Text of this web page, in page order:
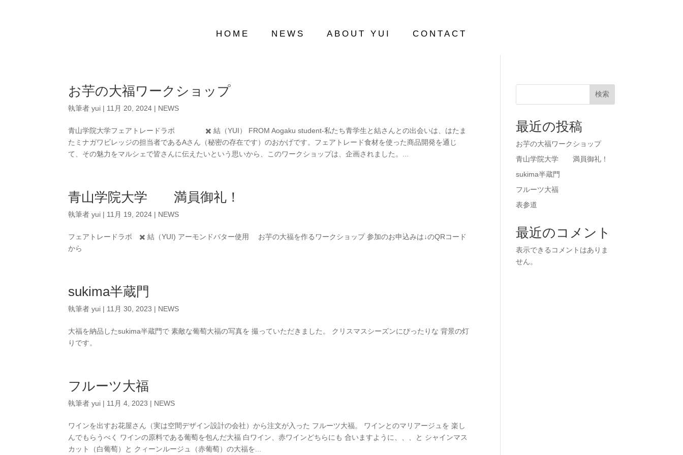
HOME NEWS ABOUT YUI CONTACT
お芋の大福ワークショップ
執筆者yui | 11月 20, 2024 | NEWS
青山学院大学フェアトレードラボ ✖️ 結（YUI） FROM Aogaku student-私たち青学生と結さんとの出会いは、はたま
たミナガワビレッジの担当者であるAさん（秘密の存在です）のおかげです。フェアトレード食材を使った商品開発を通じ
て、その魅力をマルシェで皆さんに伝えたいという思いから、このワークショップは、企画されました。...
青山学院大学 満員御礼！
執筆者yui | 11月 19, 2024 | NEWS
フェアトレードラボ ✖️ 結（YUI) アーモンドバター使用 お芋の大福を作るワークショップ 参加のお申込みは↓のQRコード
から
sukima半蔵門
執筆者yui | 11月 30, 2023 | NEWS
大福を納品したsukima半蔵門で 素敵な葡萄大福の写真を 撮っていただきました。 クリスマスシーズンにぴったりな 背景の灯
りです。
フルーツ大福
執筆者yui | 11月 4, 2023 | NEWS
ワインを出すお花屋さん（実は空間デザイン設計の会社）から注文が入った フルーツ大福。 ワインとのマリアージュを 楽し
んでもらうべく ワインの原料である葡萄を包んだ大福 白ワイン、赤ワインどちらにも 合いますように、、、と シャインマス
カット（白葡萄）と クィーンルージュ（赤葡萄）の大福を...
検索
最近の投稿
お芋の大福ワークショップ
青山学院大学 満員御礼！
sukima半蔵門
フルーツ大福
表参道
最近のコメント
表示できるコメントはありま
せん。